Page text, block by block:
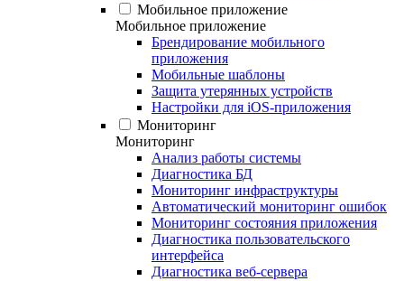
Мобильное приложение
Мобильное приложение
Брендирование мобильного
приложения
Мобильные шаблоны
Защита утерянных устройств
Настройки для iOS-приложения
Мониторинг
Мониторинг
Анализ работы системы
Диагностика БД
Мониторинг инфраструктуры
Автоматический мониторинг ошибок
Мониторинг состояния приложения
Диагностика пользовательского
интерфейса
Диагностика веб-сервера